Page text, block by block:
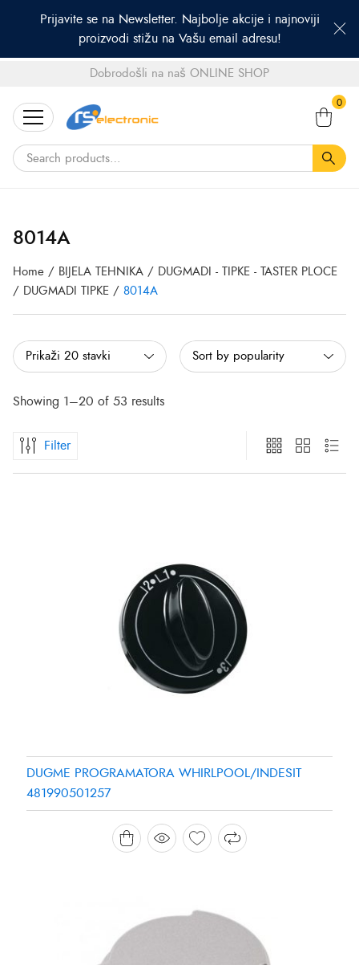
Prijavite se na Newsletter. Najbolje akcije i najnoviji
proizvodi stižu na Vašu email adresu!
Dobrodošli na naš ONLINE SHOP
for:
0
8014A
Home / BIJELA TEHNIKA / DUGMADI - TIPKE - TASTER PLOCE
/ DUGMADI TIPKE / 8014A
Filter
Showing 1–20 of 53 results
DUGME PROGRAMATORA WHIRLPOOL/INDESIT
481990501257